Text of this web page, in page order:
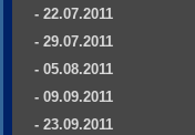
- 22.07.2011
- 29.07.2011
- 05.08.2011
- 09.09.2011
- 23.09.2011